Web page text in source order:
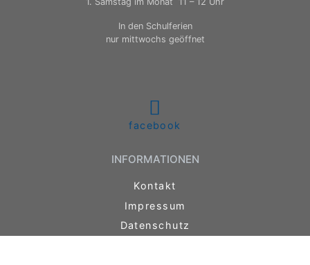
In den Schulferien
nur mittwochs geöffnet
facebook
INFORMATIONEN
Kontakt
Impressum
Datenschutz